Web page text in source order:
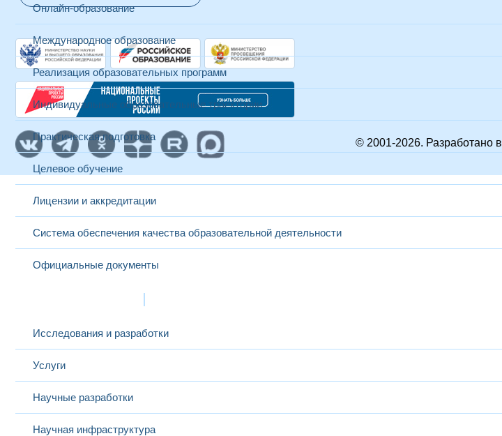
Онлайн-образование
Международное образование
Реализация образовательных программ
Индивидуальные образовательные траектории
Практическая подготовка
Целевое обучение
Лицензии и аккредитации
Система обеспечения качества образовательной деятельности
Официальные документы
Исследования и разработки
Услуги
Научные разработки
Научная инфраструктура
© 2001-2026. Разработано в